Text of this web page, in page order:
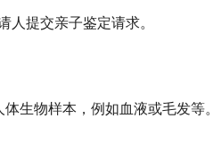
人提交亲子鉴定请求。
生物样本，例如血液或毛发等。